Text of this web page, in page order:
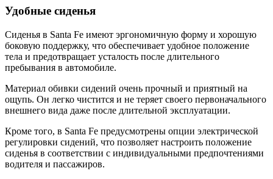
Удобные сиденья
Сиденья в Santa Fe имеют эргономичную форму и хорошую
боковую поддержку, что обеспечивает удобное положение
тела и предотвращает усталость после длительного
пребывания в автомобиле.
Материал обивки сидений очень прочный и приятный на
ощупь. Он легко чистится и не теряет своего первоначального
внешнего вида даже после длительной эксплуатации.
Кроме того, в Santa Fe предусмотрены опции электрической
регулировки сидений, что позволяет настроить положение
сиденья в соответствии с индивидуальными предпочтениями
водителя и пассажиров.